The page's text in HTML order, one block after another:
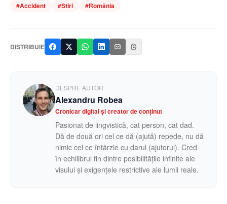
#Accident #Stiri #România
DISTRIBUIE
DESPRE AUTOR
Alexandru Robea
Cronicar digital și creator de conținut
Pasionat de lingvistică, cat person, cat dad.
Dă de două ori cel ce dă (ajută) repede, nu dă
nimic cel ce întârzie cu darul (ajutorul). Cred
în echilibrul fin dintre posibilitățile infinite ale
visului și exigențele restrictive ale lumii reale.